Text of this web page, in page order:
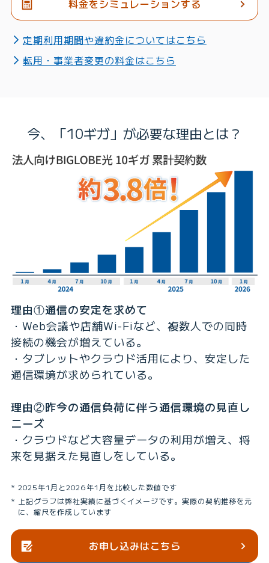
料金をシミュレーションする
定期利用期間や違約金についてはこちら
転用・事業者変更の料金はこちら
今、「10ギガ」が必要な理由とは？
理由①通信の安定を求めて
・Web会議や店舗Wi-Fiなど、複数人での同時
接続の機会が増えている。
・タブレットやクラウド活用により、安定した
通信環境が求められている。
理由②昨今の通信負荷に伴う通信環境の見直し
ニーズ
・クラウドなど大容量データの利用が増え、将
来を見据えた見直しをしている。
2025年1月と2026年1月を比較した数値です
上記グラフは弊社実績に基づくイメージです。実際の契約推移を元
に、縮尺を作成しています
お申し込みはこちら